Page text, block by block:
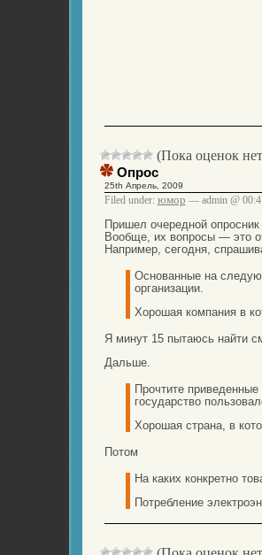
(Пока оценок
Опрос
25th Апрель, 2009
Filed under: юмор — admin @
Пришел очередной опросник
Вообще, их вопросы — это
Например, сегодня,
Oснованные на
организации.
Xорошая компания в
Я минут 15 пытаюсь найти
Дальше.
Прочтите
государство
Хорошая страна, в
Потом
На каких конкретно
Потребление